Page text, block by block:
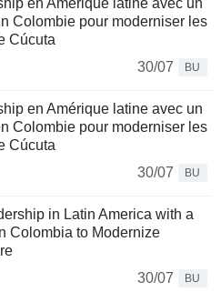
en Amérique latine avec un
Colombie pour moderniser les
Cúcuta
30/07
BU
en Amérique latine avec un
Colombie pour moderniser les
Cúcuta
30/07
BU
in Latin America with a
Colombia to Modernize
30/07
BU